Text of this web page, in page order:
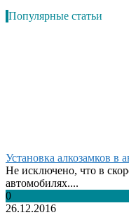
Популярные статьи
Установка алкозамков
Не исключено, что в
автомобилях....
0
26.12.2016